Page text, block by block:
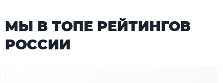
МЫ В ТОПЕ РЕЙТИНГОВ
РОССИИ